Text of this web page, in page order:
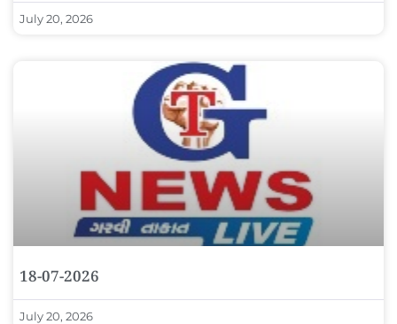
July 20, 2026
18-07-2026
July 20, 2026